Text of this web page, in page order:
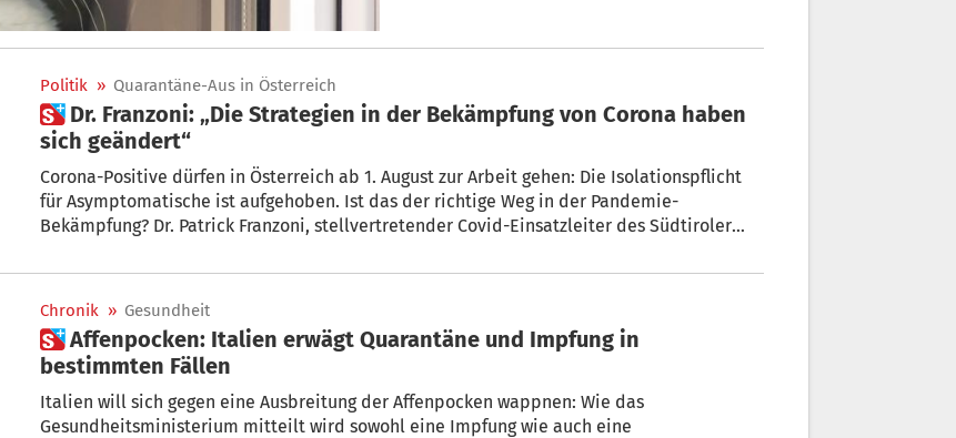
Politik » Quarantäne-Aus in Österreich
 Dr. Franzoni: „Die Strategien in der Bekämpfung von Corona haben
sich geändert“
Corona-Positive dürfen in Österreich ab 1. August zur Arbeit gehen: Die Isolationspflicht
für Asymptomatische ist aufgehoben. Ist das der richtige Weg in der Pandemie-
Bekämpfung? Dr. Patrick Franzoni, stellvertretender Covid-Einsatzleiter des Südtiroler
Chronik » Gesundheit
 Affenpocken: Italien erwägt Quarantäne und Impfung in
bestimmten Fällen
Italien will sich gegen eine Ausbreitung der Affenpocken wappnen: Wie das
Gesundheitsministerium mitteilt wird sowohl eine Impfung wie auch eine